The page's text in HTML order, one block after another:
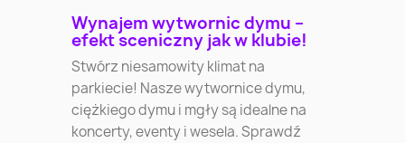
Wynajem wytwornic dymu –
efekt sceniczny jak w klubie!
Stwórz niesamowity klimat na
parkiecie! Nasze wytwornice dymu,
ciężkiego dymu i mgły są idealne na
koncerty, eventy i wesela. Sprawdź